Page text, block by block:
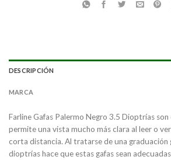
DESCRIPCIÓN
MARCA
Farline Gafas Palermo Negro 3.5 Dioptrías
permite una vista mucho más clara al leer o
corta distancia. Al tratarse de una graduación
dioptrías hace que estas gafas sean